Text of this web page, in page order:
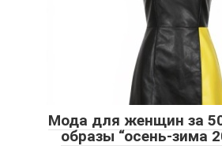
Мода для женщин за
образы “осень-зима